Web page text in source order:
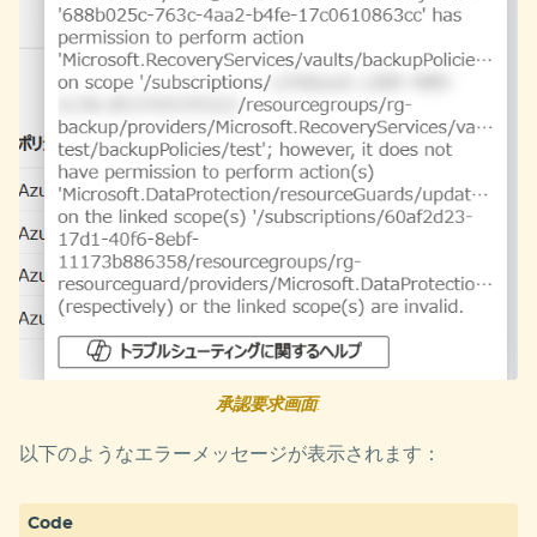
承認要求画面:
以下のようなエラーメッセージが表示されます：